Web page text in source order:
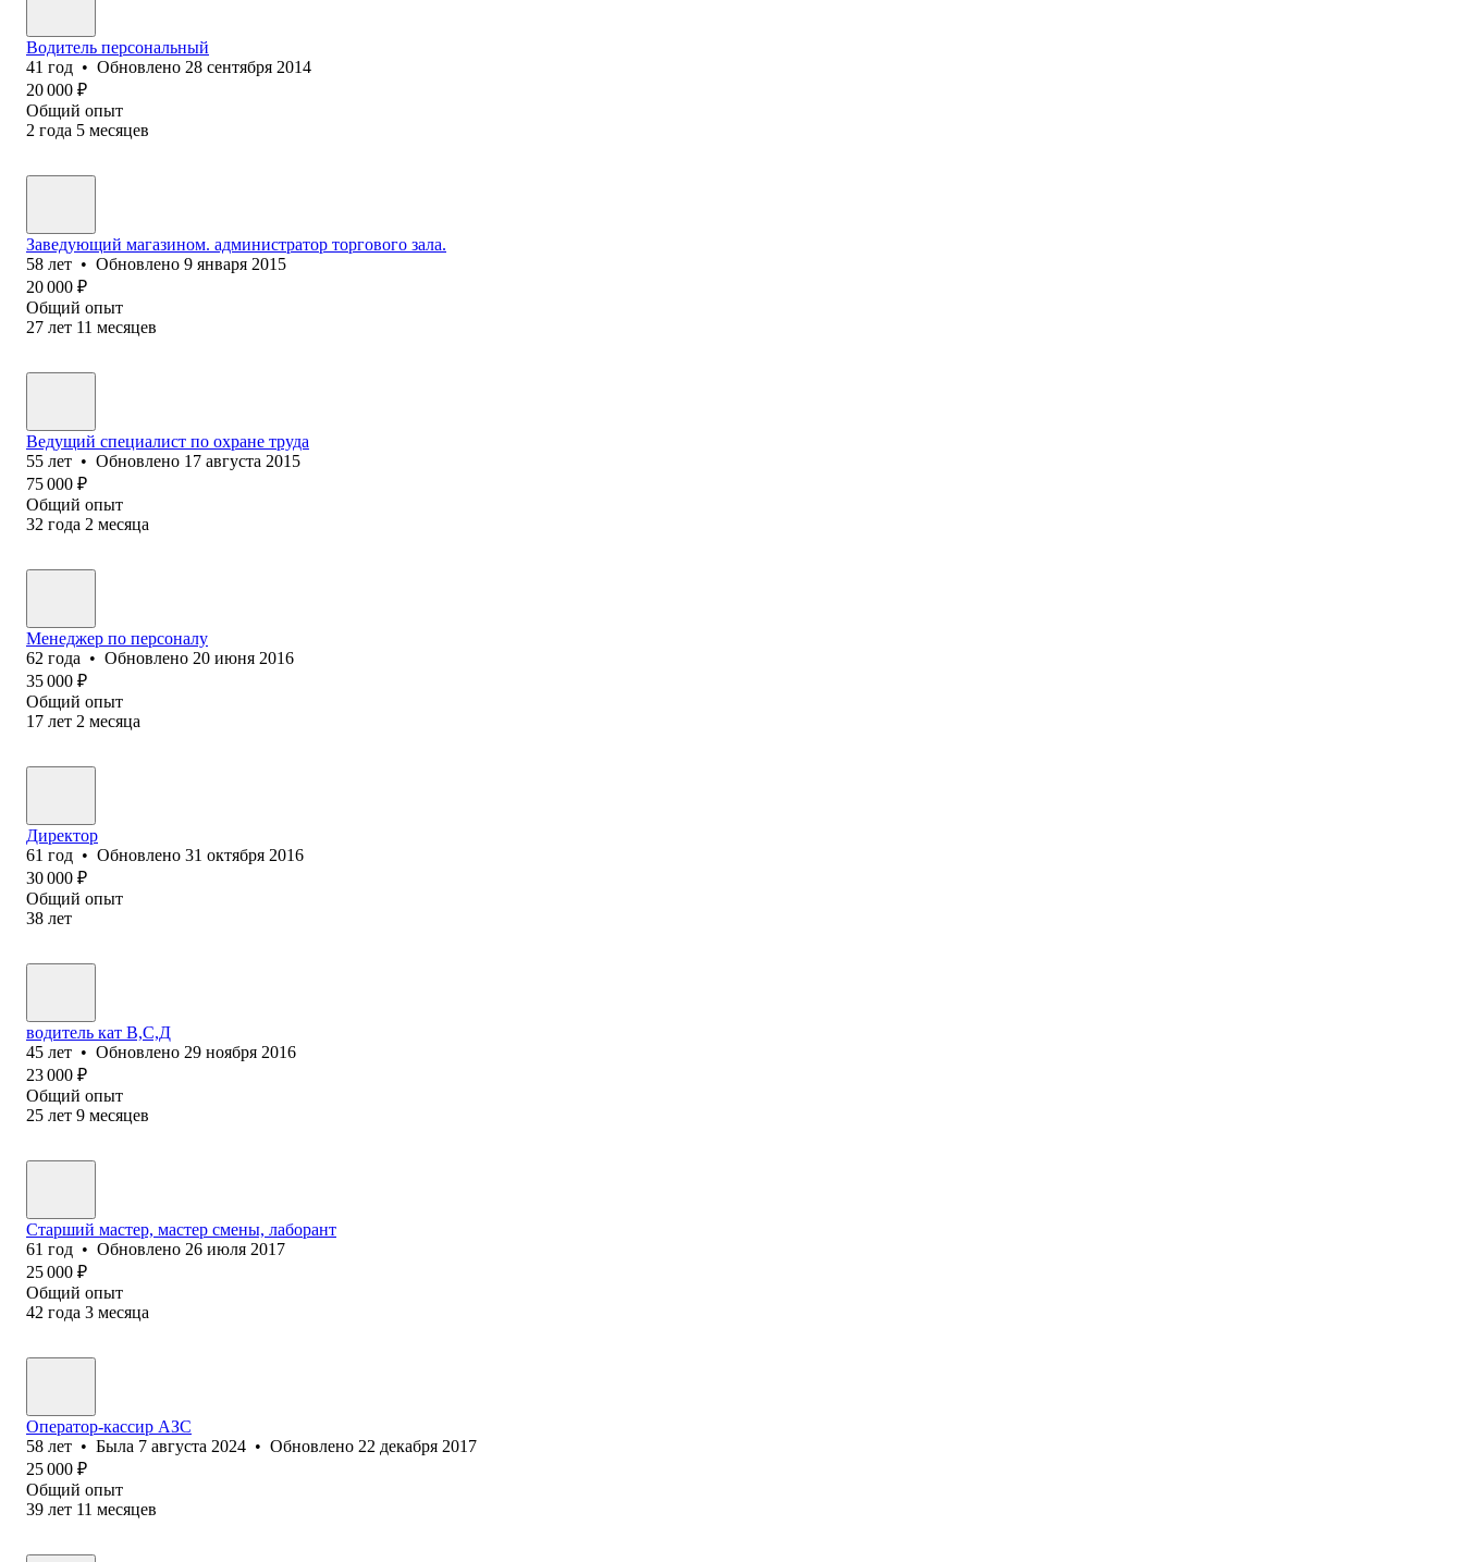
Водитель персональный
41 год • Обновлено 28 сентября 2014
20 000 ₽
Общий опыт
2 года 5 месяцев
Заведующий магазином. администратор торгового зала.
58 лет • Обновлено 9 января 2015
20 000 ₽
Общий опыт
27 лет 11 месяцев
Ведущий специалист по охране труда
55 лет • Обновлено 17 августа 2015
75 000 ₽
Общий опыт
32 года 2 месяца
Менеджер по персоналу
62 года • Обновлено 20 июня 2016
35 000 ₽
Общий опыт
17 лет 2 месяца
Директор
61 год • Обновлено 31 октября 2016
30 000 ₽
Общий опыт
38 лет
водитель кат В,С,Д
45 лет • Обновлено 29 ноября 2016
23 000 ₽
Общий опыт
25 лет 9 месяцев
Старший мастер, мастер смены, лаборант
61 год • Обновлено 26 июля 2017
25 000 ₽
Общий опыт
42 года 3 месяца
Оператор-кассир АЗС
58 лет • Была 7 августа 2024 • Обновлено 22 декабря 2017
25 000 ₽
Общий опыт
39 лет 11 месяцев